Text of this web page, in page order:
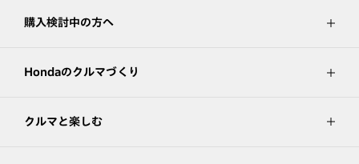
購入検討中の方へ
Hondaのクルマづくり
クルマと楽しむ